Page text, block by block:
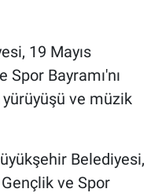
19 Mayıs
Bayramı'nı
ve müzik
Belediyesi,
ve Spor